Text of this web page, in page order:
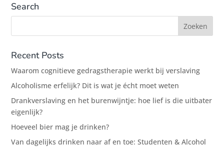
Search
Recent Posts
Waarom cognitieve gedragstherapie werkt bij verslaving
Alcoholisme erfelijk? Dit is wat je écht moet weten
Drankverslaving en het burenwijntje: hoe lief is die uitbater
eigenlijk?
Hoeveel bier mag je drinken?
Van dagelijks drinken naar af en toe: Studenten & Alcohol